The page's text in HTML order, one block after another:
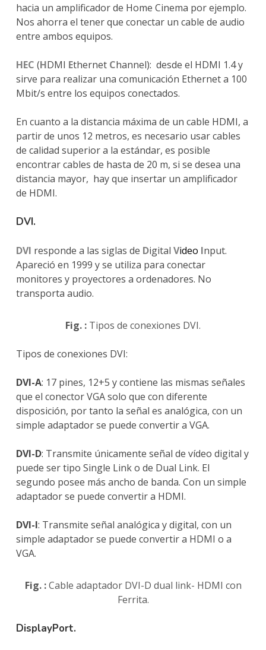
hacia un amplificador de Home Cinema por ejemplo.
Nos ahorra el tener que conectar un cable de audio
entre ambos equipos.
HEC (HDMI Ethernet Channel): desde el HDMI 1.4 y
sirve para realizar una comunicación Ethernet a 100
Mbit/s entre los equipos conectados.
En cuanto a la distancia máxima de un cable HDMI, a
partir de unos 12 metros, es necesario usar cables
de calidad superior a la estándar, es posible
encontrar cables de hasta de 20 m, si se desea una
distancia mayor, hay que insertar un amplificador
de HDMI.
DVI.
DVI responde a las siglas de Digital Video Input.
Apareció en 1999 y se utiliza para conectar
monitores y proyectores a ordenadores. No
transporta audio.
Fig. : Tipos de conexiones DVI.
Tipos de conexiones DVI:
DVI-A: 17 pines, 12+5 y contiene las mismas señales
que el conector VGA solo que con diferente
disposición, por tanto la señal es analógica, con un
simple adaptador se puede convertir a VGA.
DVI-D: Transmite únicamente señal de vídeo digital y
puede ser tipo Single Link o de Dual Link. El
segundo posee más ancho de banda. Con un simple
adaptador se puede convertir a HDMI.
DVI-I: Transmite señal analógica y digital, con un
simple adaptador se puede convertir a HDMI o a
VGA.
Fig. :Cable adaptador DVI-D dual link- HDMI con
Ferrita.
DisplayPort.